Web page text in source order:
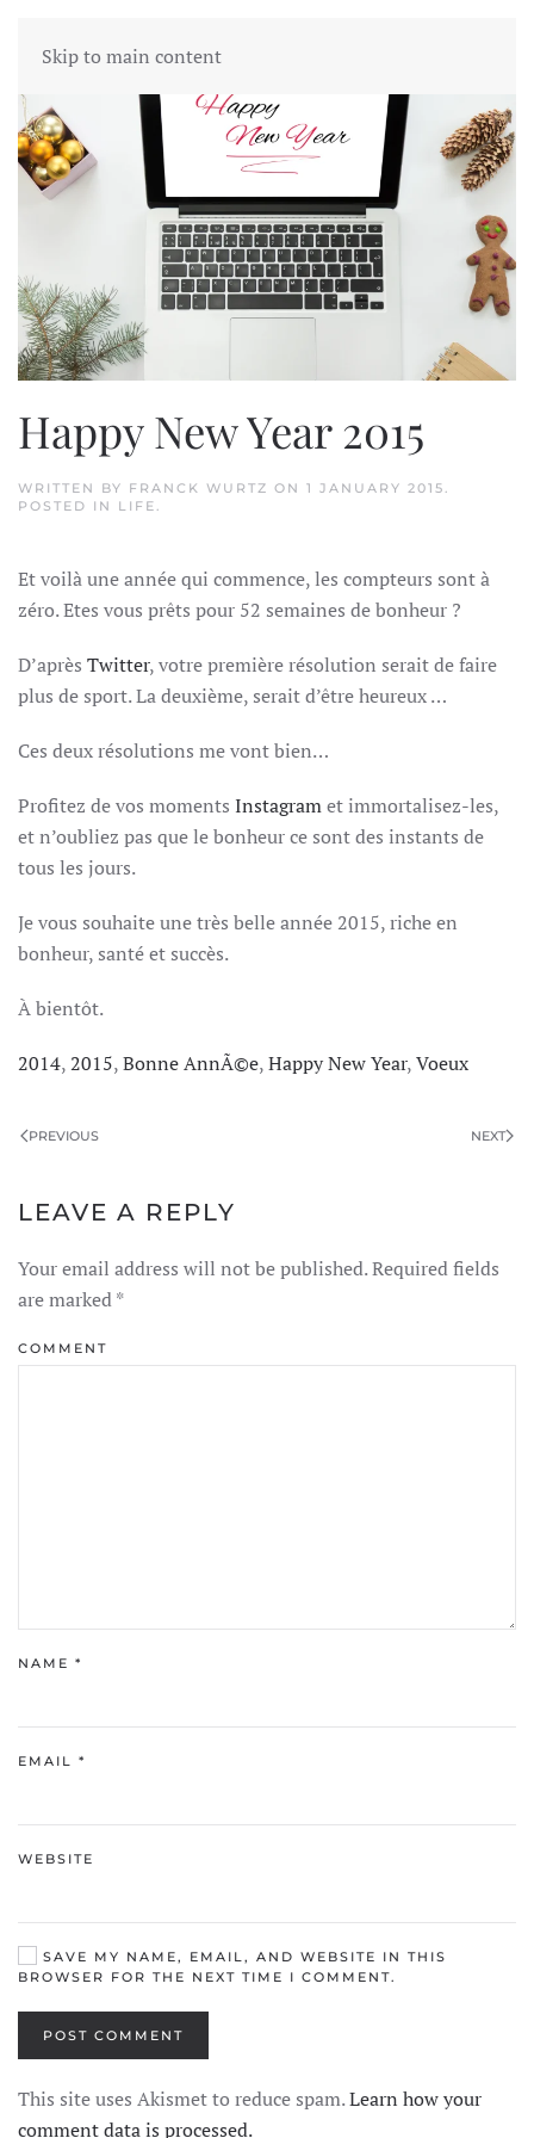
Skip to main content
Happy New Year 2015
WRITTEN BY FRANCK WURTZ ON 1 JANUARY 2015
POSTED IN LIFE
Et voilà une année qui commence, les compteurs sont à
zéro. Etes vous prêts pour 52 semaines de bonheur ?
D’après Twitter, votre première résolution serait de faire
plus de sport. La deuxième, serait d’être heureux …
Ces deux résolutions me vont bien…
Profitez de vos moments Instagramet immortalisez-les,
et n’oubliez pas que le bonheur ce sont des instants de
tous les jours.
Je vous souhaite une très belle année 2015, riche en
bonheur, santé et succès.
À bientôt.
2014,2015,Bonne AnnÃ©e,Happy New Year,Voeux
PREVIOUS NEXT
LEAVE A REPLY
Your email address will not be published. Required fields
are marked*
COMMENT
NAME *
EMAIL *
WEBSITE
SAVE MY NAME, EMAIL, AND WEBSITE IN THIS
BROWSER FOR THE NEXT TIME I COMMENT.
POST COMMENT
This site uses Akismet to reduce spam.Learn how your
comment data is processed.